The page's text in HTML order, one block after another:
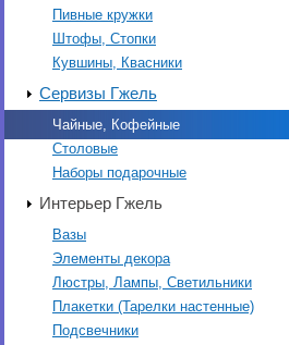
Пивные кружки
Штофы, Стопки
Кувшины, Квасники
Сервизы Гжель
Чайные, Кофейные
Столовые
Наборы подарочные
Интерьер Гжель
Вазы
Элементы декора
Люстры, Лампы, Светильники
Плакетки (Тарелки настенные)
Подсвечники